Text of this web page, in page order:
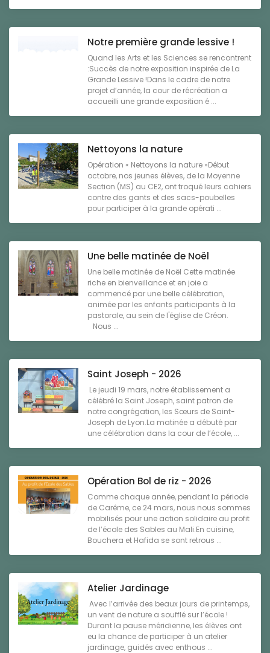
Notre première grande lessive !
Quand les Arts et les Sciences se rencontrent
:Succès de notre exposition inspirée de La
Grande Lessive !Dans le cadre de notre
projet d’année, la cour de récréation a
accueilli une grande exposition é ...
Nettoyons la nature
Opération « Nettoyons la nature »Début
octobre, nos jeunes élèves, de la Moyenne
Section (MS) au CE2, ont troqué leurs cahiers
contre des gants et des sacs-poubelles
pour participer à la grande opérati ...
Une belle matinée de Noël
Une belle matinée de Noël Cette matinée
riche en bienveillance et en joie a
commencé par une belle célébration,
animée par les enfants participants à la
pastorale, au sein de l'église de Créon.
Nous ...
Saint Joseph - 2026
Le jeudi 19 mars, notre établissement a
célébré la Saint Joseph, saint patron de
notre congrégation, les Sœurs de Saint-
Joseph de Lyon.La matinée a débuté par
une célébration dans la cour de l’école, ...
Opération Bol de riz - 2026
Comme chaque année, pendant la période
de Carême, ce 24 mars, nous nous sommes
mobilisés pour une action solidaire au profit
de l’école des Sables au Mali.En cuisine,
Bouchera et Hafida se sont retrous ...
Atelier Jardinage
Avec l’arrivée des beaux jours de printemps,
un vent de nature a soufflé sur l’école !
Durant la pause méridienne, les élèves ont
eu la chance de participer à un atelier
jardinage, guidés avec enthous ...